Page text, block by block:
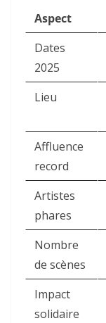
Aspect
Dates
2025
Lieu
Affluence
record
Artistes
phares
Nombre
de scènes
Impact
solidaire